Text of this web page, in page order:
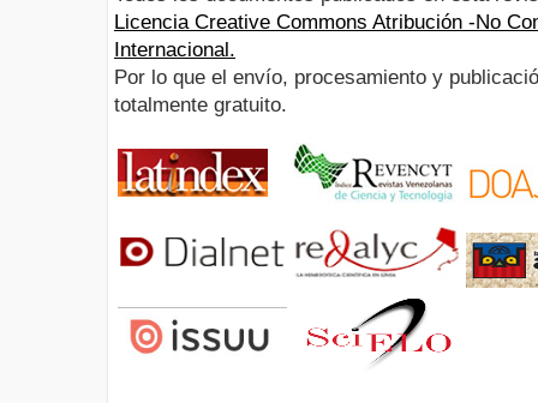
Licencia Creative Commons Atribución -No
Internacional.
Por lo que el envío, procesamiento y
totalmente gratuito.